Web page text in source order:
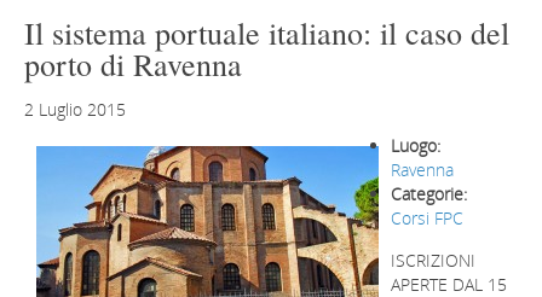
Il sistema portuale italiano: il caso del
porto di Ravenna
2 Luglio 2015
Luogo:
Ravenna
Categorie:
Corsi FPC
ISCRIZIONI
APERTE DAL 15